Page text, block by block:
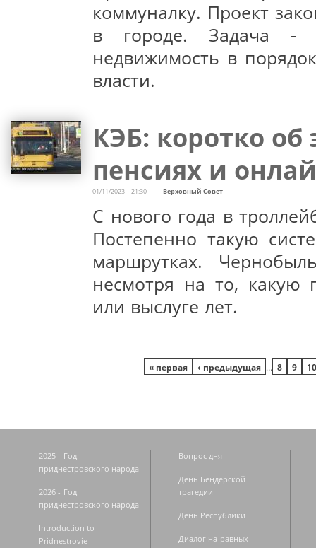
коммуналку. Проект
в городе. Задача -
недвижимость в
власти.
КЭБ: коротко об
пенсиях и
01/11/2023 - 21:30 Верховный Совет
С нового года в
Постепенно такую
маршрутках.
несмотря на то,
или выслуге лет.
« первая ‹ предыдущая … 8 9 10
2025 - Год
приднестровского народа
2026 - Год
приднестровского народа
Introduction to
Pridnestrovie
Вопрос дня
День Бендерской
трагедии
День Республики
Диалог на равных